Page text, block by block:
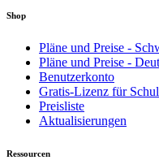
Shop
Pläne und Preise -
Pläne und Preise -
Benutzerkonto
Gratis-Lizenz für
Preisliste
Aktualisierungen
Ressourcen